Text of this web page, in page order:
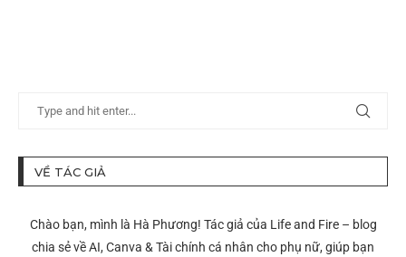
VỀ TÁC GIẢ
Chào bạn, mình là Hà Phương! Tác giả của Life and Fire – blog
chia sẻ về AI, Canva & Tài chính cá nhân cho phụ nữ, giúp bạn